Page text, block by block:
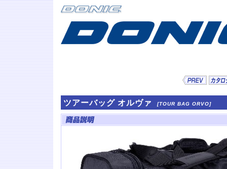
ツアーバッグ オルヴァ [TOUR BAG ORVO]